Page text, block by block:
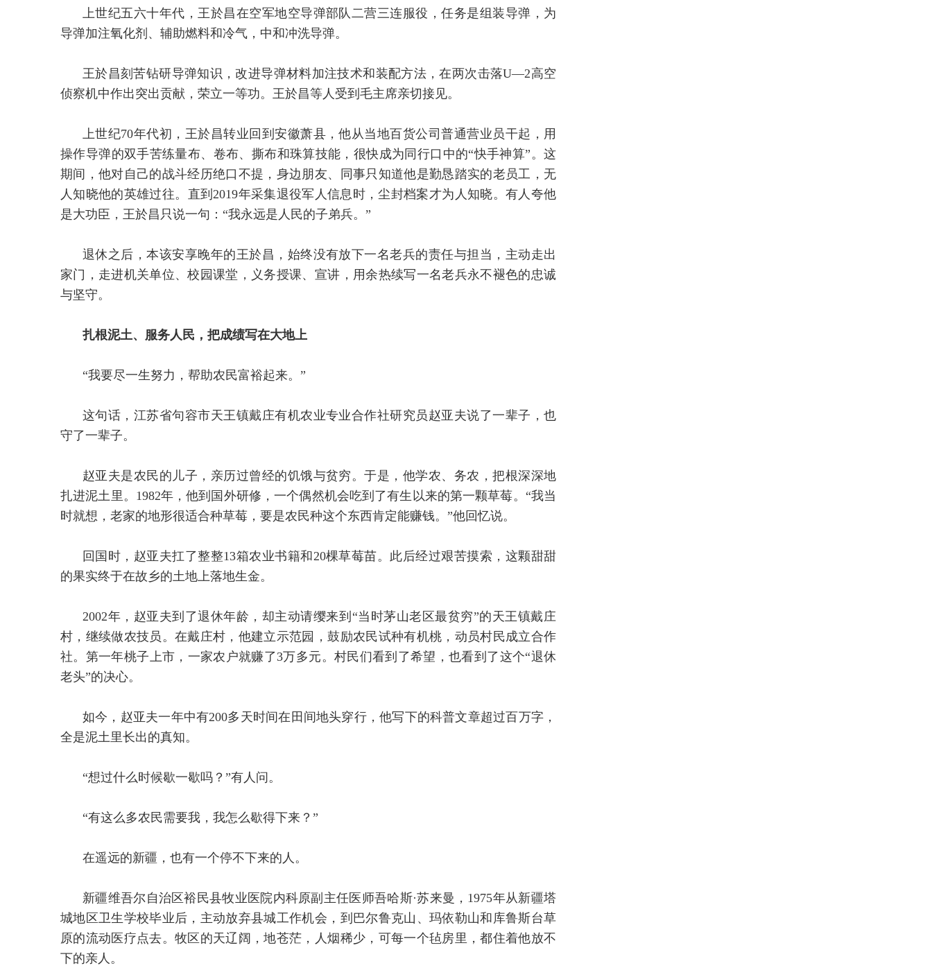
上世纪五六十年代，王於昌在空军地空导弹部队二营三连服役，任务是组装导弹，为
导弹加注氧化剂、辅助燃料和冷气，中和冲洗导弹。
王於昌刻苦钻研导弹知识，改进导弹材料加注技术和装配方法，在两次击落U—2高空
侦察机中作出突出贡献，荣立一等功。王於昌等人受到毛主席亲切接见。
上世纪70年代初，王於昌转业回到安徽萧县，他从当地百货公司普通营业员干起，用
操作导弹的双手苦练量布、卷布、撕布和珠算技能，很快成为同行口中的“快手神算”。这
期间，他对自己的战斗经历绝口不提，身边朋友、同事只知道他是勤恳踏实的老员工，无
人知晓他的英雄过往。直到2019年采集退役军人信息时，尘封档案才为人知晓。有人夸他
是大功臣，王於昌只说一句：“我永远是人民的子弟兵。”
退休之后，本该安享晚年的王於昌，始终没有放下一名老兵的责任与担当，主动走出
家门，走进机关单位、校园课堂，义务授课、宣讲，用余热续写一名老兵永不褪色的忠诚
与坚守。
扎根泥土、服务人民，把成绩写在大地上
“我要尽一生努力，帮助农民富裕起来。”
这句话，江苏省句容市天王镇戴庄有机农业专业合作社研究员赵亚夫说了一辈子，也
守了一辈子。
赵亚夫是农民的儿子，亲历过曾经的饥饿与贫穷。于是，他学农、务农，把根深深地
扎进泥土里。1982年，他到国外研修，一个偶然机会吃到了有生以来的第一颗草莓。“我当
时就想，老家的地形很适合种草莓，要是农民种这个东西肯定能赚钱。”他回忆说。
回国时，赵亚夫扛了整整13箱农业书籍和20棵草莓苗。此后经过艰苦摸索，这颗甜甜
的果实终于在故乡的土地上落地生金。
2002年，赵亚夫到了退休年龄，却主动请缨来到“当时茅山老区最贫穷”的天王镇戴庄
村，继续做农技员。在戴庄村，他建立示范园，鼓励农民试种有机桃，动员村民成立合作
社。第一年桃子上市，一家农户就赚了3万多元。村民们看到了希望，也看到了这个“退休
老头”的决心。
如今，赵亚夫一年中有200多天时间在田间地头穿行，他写下的科普文章超过百万字，
全是泥土里长出的真知。
“想过什么时候歇一歇吗？”有人问。
“有这么多农民需要我，我怎么歇得下来？”
在遥远的新疆，也有一个停不下来的人。
新疆维吾尔自治区裕民县牧业医院内科原副主任医师吾哈斯·苏来曼，1975年从新疆塔
城地区卫生学校毕业后，主动放弃县城工作机会，到巴尔鲁克山、玛依勒山和库鲁斯台草
原的流动医疗点去。牧区的天辽阔，地苍茫，人烟稀少，可每一个毡房里，都住着他放不
下的亲人。